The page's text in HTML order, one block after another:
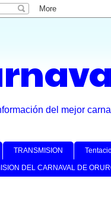
del mejor
TRANSMISION
DEL CARNAVAL DE